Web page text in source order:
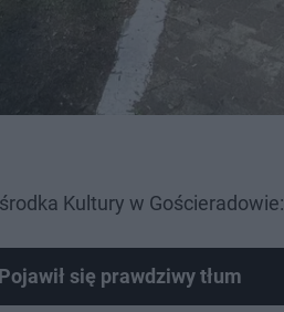
Kultury w Gościeradowie:
się prawdziwy tłum